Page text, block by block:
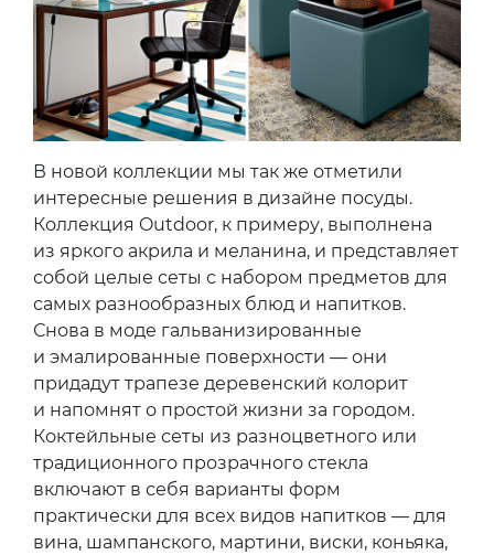
В новой коллекции мы так же отметили
интересные решения в дизайне посуды.
Коллекция Outdoor, к примеру, выполнена
из яркого акрила и меланина, и представляет
собой целые сеты с набором предметов для
самых разнообразных блюд и напитков.
Снова в моде гальванизированные
и эмалированные поверхности — они
придадут трапезе деревенский колорит
и напомнят о простой жизни за городом.
Коктейльные сеты из разноцветного или
традиционного прозрачного стекла
включают в себя варианты форм
практически для всех видов напитков — для
вина, шампанского, мартини, виски, коньяка,